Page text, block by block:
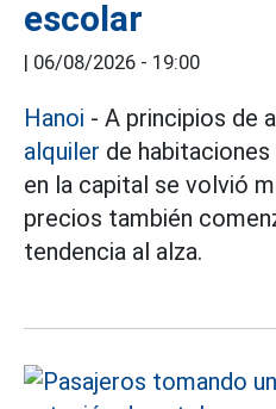
escolar
| 06/08/2026 - 19:00
Hanoi - A principios de
alquiler de
en la capital se volvió
precios también
tendencia al alza.